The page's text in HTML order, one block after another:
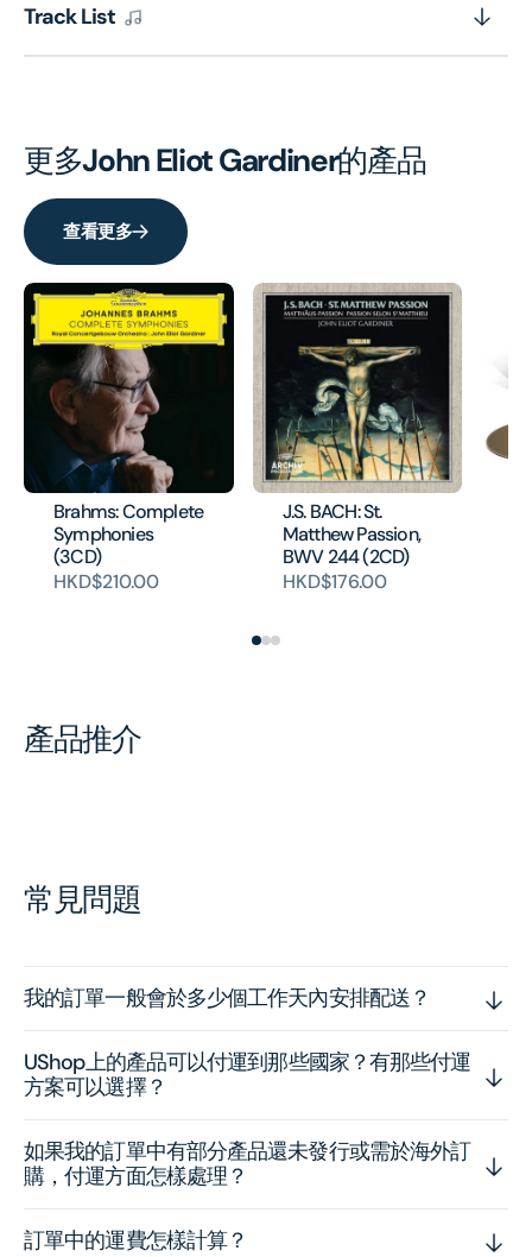
Track List
更多John Eliot Gardiner的產品
查看更多
Brahms: Complete
Symphonies
(3CD)
HKD$210.00
J.S. BACH: St.
Matthew Passion,
BWV 244 (2CD)
HKD$176.00
產品推介
常見問題
我的訂單一般會於多少個工作天內安排配送？
UShop上的產品可以付運到那些國家？有那些付運
方案可以選擇？
如果我的訂單中有部分產品還未發行或需於海外訂
購，付運方面怎樣處理？
訂單中的運費怎樣計算？